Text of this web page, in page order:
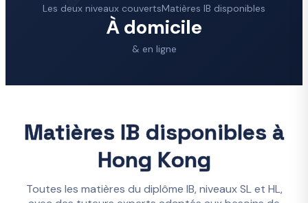
Les deux niveaux couvertsMatières IB disponibles
À domicile
& en ligne
Matières IB disponibles à
Hong Kong
Toutes les matières du diplôme IB, niveaux SL et HL,